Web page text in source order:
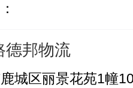
德邦物流
城区丽景花苑1幢